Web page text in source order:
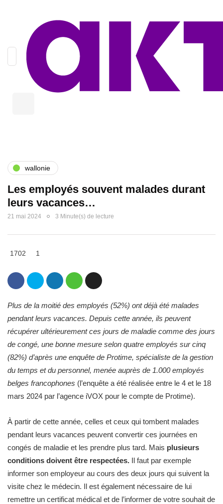
wallonie
Les employés souvent malades durant
leurs vacances…
21 mai 2024 3 Minute(s) de lecture
1702 1
Plus de la moitié des employés (52%) ont déjà été malades
pendant leurs vacances. Depuis cette année, ils peuvent
récupérer ultérieurement ces jours de maladie comme des jours
de congé, une bonne mesure selon quatre employés sur cinq
(82%) d’après une enquête de Protime, spécialiste de la gestion
du temps et du personnel, menée auprès de 1.000 employés
belges francophones (l’enquête a été réalisée entre le 4 et le 18
mars 2024 par l’agence iVOX pour le compte de Protime).
À partir de cette année, celles et ceux qui tombent malades
pendant leurs vacances peuvent convertir ces journées en
congés de maladie et les prendre plus tard. Mais plusieurs
conditions doivent être respectées. Il faut par exemple
informer son employeur au cours des deux jours qui suivent la
visite chez le médecin. Il est également nécessaire de lui
remettre un certificat médical et de l’informer de votre souhait de